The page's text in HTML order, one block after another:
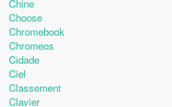
Chine
Choose
Chromebook
Chromeos
Cidade
Ciel
Classement
Clavier